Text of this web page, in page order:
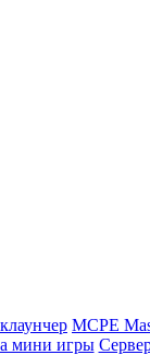
MCPE
мини игры